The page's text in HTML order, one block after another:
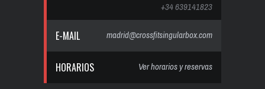
+34 639141823
E-MAIL madrid@crossfitsingularbox.com
HORARIOS Ver horarios y reservas